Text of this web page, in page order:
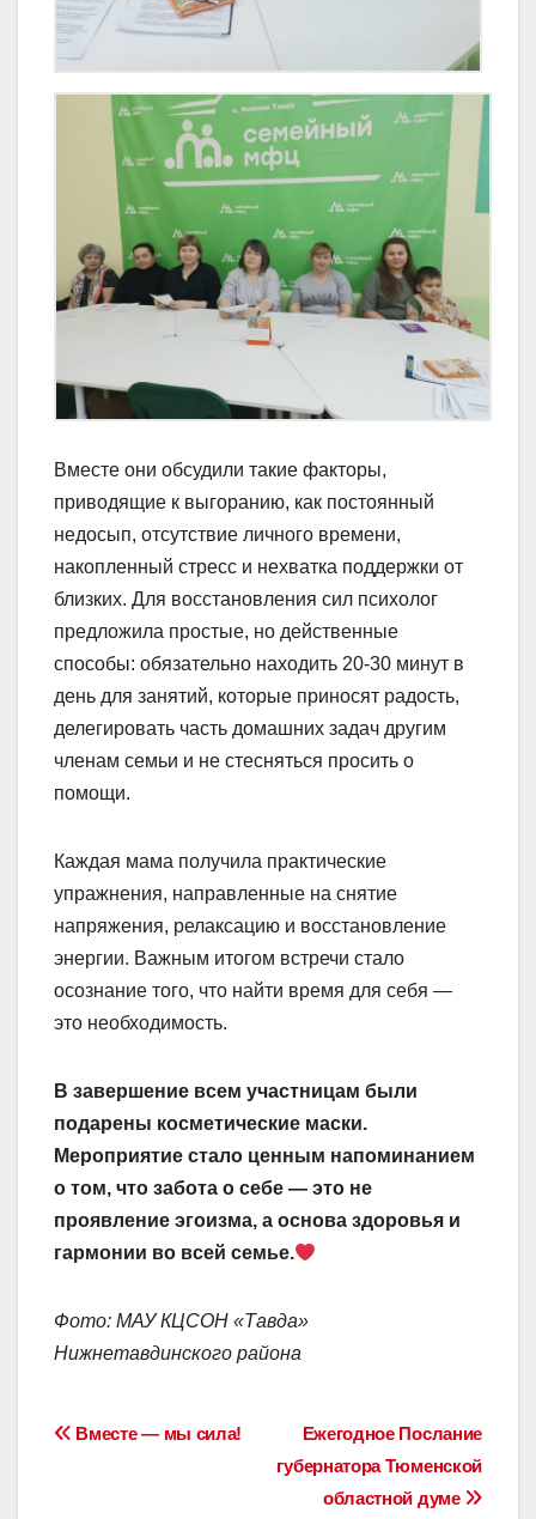
Вместе они обсудили такие факторы,
приводящие к выгоранию, как постоянный
недосып, отсутствие личного времени,
накопленный стресс и нехватка поддержки от
близких. Для восстановления сил психолог
предложила простые, но действенные
способы: обязательно находить 20-30 минут в
день для занятий, которые приносят радость,
делегировать часть домашних задач другим
членам семьи и не стесняться просить о
помощи.
Каждая мама получила практические
упражнения, направленные на снятие
напряжения, релаксацию и восстановление
энергии. Важным итогом встречи стало
осознание того, что найти время для себя —
это необходимость.
В завершение всем участницам были
подарены косметические маски.
Мероприятие стало ценным напоминанием
о том, что забота о себе — это не
проявление эгоизма, а основа здоровья и
гармонии во всей семье.
Фото: МАУ КЦСОН «Тавда»
Нижнетавдинского района
Навигация
Ежегодное Послание
губернатора Тюменской
областной думе
Вместе — мы сила!